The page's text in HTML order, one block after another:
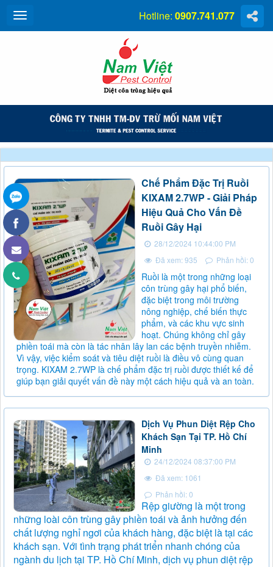
Hotline: 0907.741.077
Chế Phẩm Đặc Trị Ruồi
KIXAM 2.7WP - Giải Pháp
Hiệu Quả Cho Vấn Đề
Ruồi Gây Hại
28/12/2024 10:44:00 PM
Đã xem: 935
Phản hồi: 0
Ruồi là một trong những loại
côn trùng gây hại phổ biến,
đặc biệt trong môi trường
nông nghiệp, chế biến thực
phẩm, và các khu vực sinh
hoạt. Chúng không chỉ gây
phiền toái mà còn là tác nhân lây lan các bệnh truyền nhiễm.
Vì vậy, việc kiểm soát và tiêu diệt ruồi là điều vô cùng quan
trọng. KIXAM 2.7WP là chế phẩm đặc trị ruồi được thiết kế để
giúp bạn giải quyết vấn đề này một cách hiệu quả và an toàn.
Dịch Vụ Phun Diệt Rệp Cho
Khách Sạn Tại TP. Hồ Chí
Minh
24/12/2024 08:37:00 PM
Đã xem: 1061
Phản hồi: 0
Rệp giường là một trong
những loài côn trùng gây phiền toái và ảnh hưởng đến
chất lượng nghỉ ngơi của khách hàng, đặc biệt là tại các
khách sạn. Với tình trạng phát triển nhanh chóng của
ngành du lịch tại TP. Hồ Chí Minh, dịch vụ phun diệt rệp